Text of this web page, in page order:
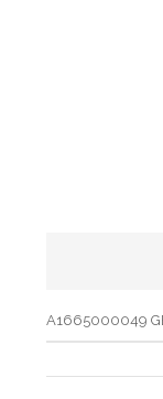
A1665000049